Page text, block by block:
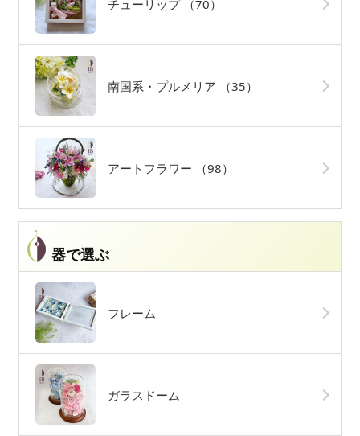
チューリップ （70）
南国系・プルメリア （35）
アートフラワー （98）
器で選ぶ
フレーム
ガラスドーム